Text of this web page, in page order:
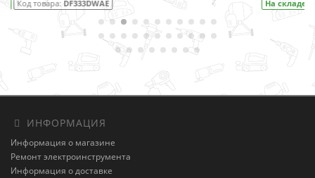
На складе Код товара: DF001DW
ИНФОРМАЦИЯ
Информация о магазине
Ремонт электроинструмента
Информация о доставке